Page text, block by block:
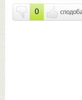
0